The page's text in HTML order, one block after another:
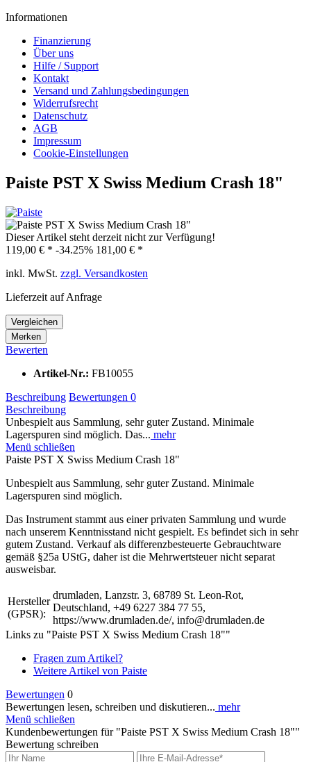
Informationen
Finanzierung
Über uns
Hilfe / Support
Kontakt
Versand und Zahlungsbedingungen
Widerrufsrecht
Datenschutz
AGB
Impressum
Cookie-Einstellungen
Paiste PST X Swiss Medium Crash 18"
Dieser Artikel steht derzeit nicht zur Verfügung!
119,00 € * -34.25% 181,00 € *
inkl. MwSt. zzgl. Versandkosten
Lieferzeit auf Anfrage
Vergleichen
Merken
Bewerten
Artikel-Nr.: FB10055
Beschreibung Bewertungen 0
Beschreibung
Unbespielt aus Sammlung, sehr guter Zustand. Minimale
Lagerspuren sind möglich. Das... mehr
Menü schließen
Paiste PST X Swiss Medium Crash 18"
Unbespielt aus Sammlung, sehr guter Zustand. Minimale
Lagerspuren sind möglich.
Das Instrument stammt aus einer privaten Sammlung und wurde
nach unserem Kenntnisstand nicht gespielt. Es befindet sich in sehr
gutem Zustand. Verkauf als differenzbesteuerte Gebrauchtware
gemäß §25a UStG, daher ist die Mehrwertsteuer nicht separat
ausweisbar.
Hersteller
(GPSR):
drumladen, Lanzstr. 3, 68789 St. Leon-Rot,
Deutschland, +49 6227 384 77 55,
https://www.drumladen.de/, info@drumladen.de
Links zu "Paiste PST X Swiss Medium Crash 18""
Fragen zum Artikel?
Weitere Artikel von Paiste
Bewertungen 0
Bewertungen lesen, schreiben und diskutieren... mehr
Menü schließen
Kundenbewertungen für "Paiste PST X Swiss Medium Crash 18""
Bewertung schreiben